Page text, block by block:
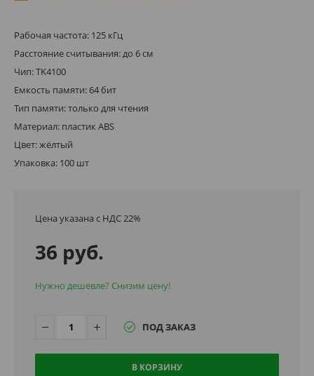
Рабочая частота: 125 кГц
Расстояние считывания: до 6 см
Чип: TK4100
Емкость памяти: 64 бит
Тип памяти: только для чтения
Материал: пластик ABS
Цвет: жёлтый
Упаковка: 100 шт
Цена указана с НДС 22%
36 руб.
Нужно дешевле? Снизим цену!
ПОД ЗАКАЗ
В КОРЗИНУ